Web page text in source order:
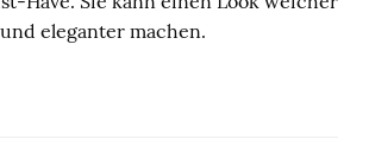
und eleganter machen.